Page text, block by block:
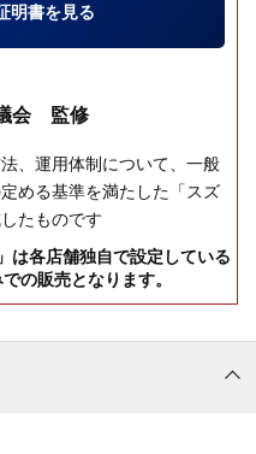
明書を見る
会 監修
、運用体制について、一般
める基準を満たした「スズ
たものです
は各店舗独自で設定している
の販売となります。